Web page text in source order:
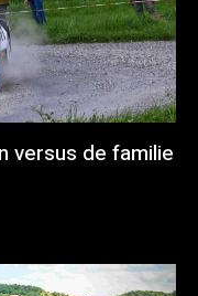
versus de familie